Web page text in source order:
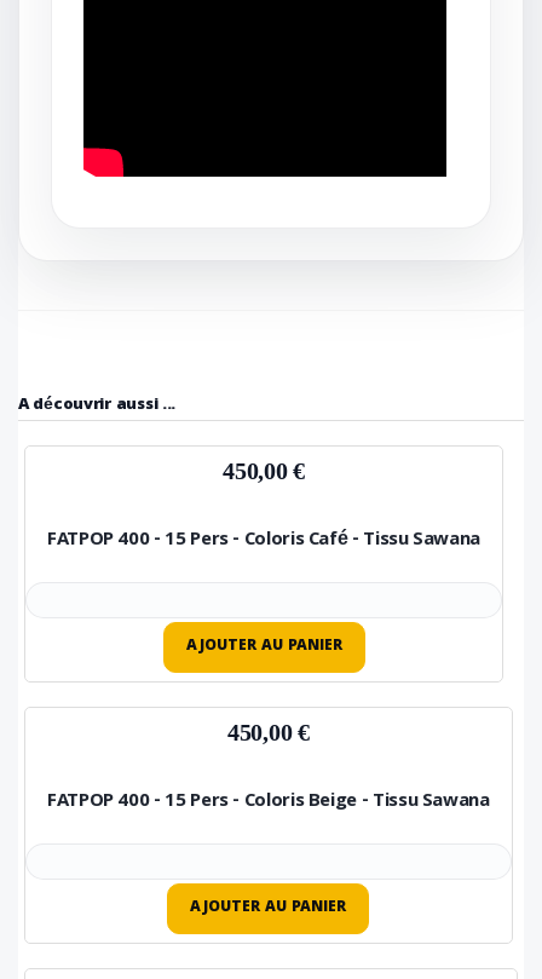
A découvrir aussi ...
450,00 €
FATPOP 400 - 15 Pers - Coloris Café - Tissu Sawana
AJOUTER AU PANIER
450,00 €
FATPOP 400 - 15 Pers - Coloris Beige - Tissu Sawana
AJOUTER AU PANIER